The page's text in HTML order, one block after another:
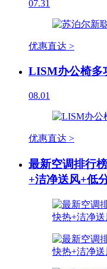
07.31
优惠直达 >
LISM办公椅多
08.01
优惠直达 >
最新空调排行
+洁净送风+低